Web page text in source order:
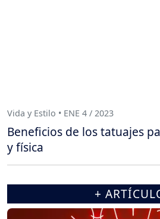
Vida y Estilo • ENE 4 / 2023
Beneficios de los tatuajes
y física
+